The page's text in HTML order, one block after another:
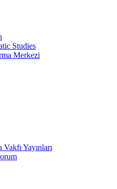
Studies
Merkezi
Yayınları